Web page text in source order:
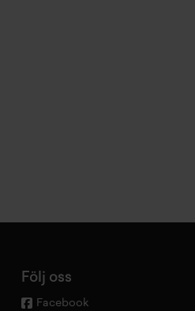
Följ oss
Facebook